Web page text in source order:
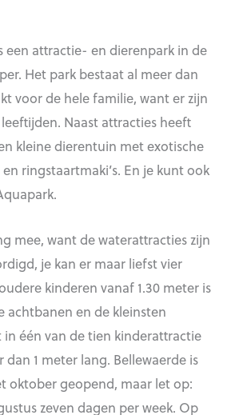
een attractie- en dierenpark in de
Het park bestaat al meer dan
voor de hele familie, want er zijn
Naast attracties heeft
kleine dierentuin met exotische
ringstaartmaki’s. En je kunt ook
mee, want de waterattracties zijn
je kan er maar liefst vier
kinderen vanaf 1.30 meter is
achtbanen en de kleinsten
in één van de tien kinderattractie
1 meter lang. Bellewaerde is
oktober geopend, maar let op:
zeven dagen per week. Op